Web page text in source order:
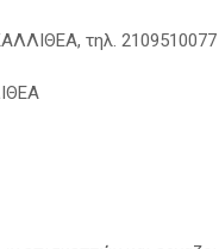
τηλ. 2109510077